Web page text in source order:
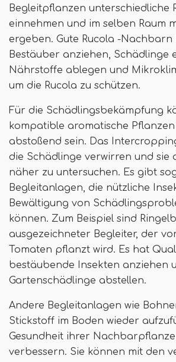
Begleitpflanzen unterschiedliche
einnehmen und im selben Raum
ergeben. Gute Rucola -Nachbarn
Bestäuber anziehen, Schädlinge
Nährstoffe ablegen und
um die Rucola zu schützen.
Für die Schädlingsbekämpfung
kompatible aromatische
abstoßend sein. Das
die Schädlinge verwirren und sie
näher zu untersuchen. Es gibt
Begleitanlagen, die nützliche
Bewältigung von
können. Zum Beispiel sind
ausgezeichneter Begleiter, der
Tomaten pflanzt wird. Es hat
bestäubende Insekten anziehen
Gartenschädlinge abstellen.
Andere Begleitanlagen wie
Stickstoff im Boden wieder
Gesundheit ihrer
verbessern. Sie können mit den